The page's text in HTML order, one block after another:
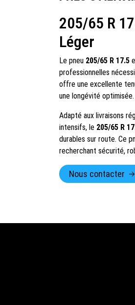
205/65 R
Léger
Le pneu 205/65 R 17.5
professionnelles
offre une excellente
une longévité optimisée.
Adapté aux livraisons
intensifs, le 205/65 R
durables sur route. Ce
recherchant sécurité,
Nous contacter